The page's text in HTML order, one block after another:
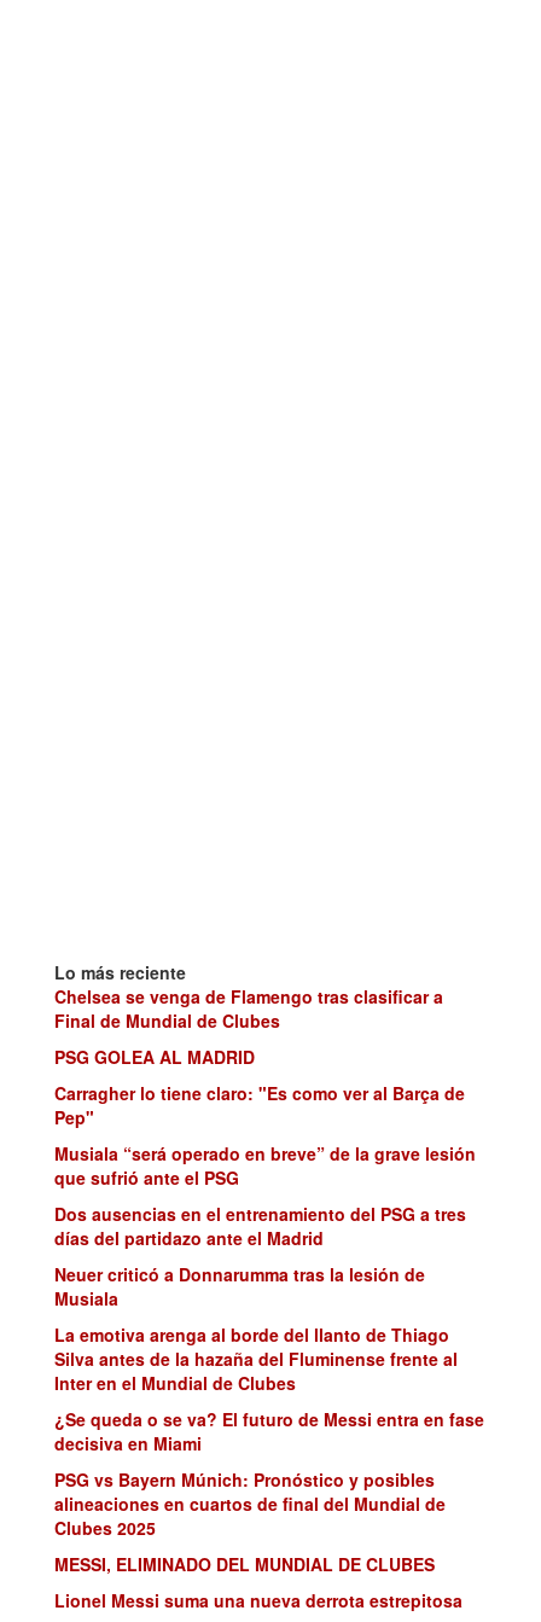
Lo más reciente
Chelsea se venga de Flamengo tras clasificar a
Final de Mundial de Clubes
PSG GOLEA AL MADRID
Carragher lo tiene claro: "Es como ver al Barça de
Pep"
Musiala “será operado en breve” de la grave lesión
que sufrió ante el PSG
Dos ausencias en el entrenamiento del PSG a tres
días del partidazo ante el Madrid
Neuer criticó a Donnarumma tras la lesión de
Musiala
La emotiva arenga al borde del llanto de Thiago
Silva antes de la hazaña del Fluminense frente al
Inter en el Mundial de Clubes
¿Se queda o se va? El futuro de Messi entra en fase
decisiva en Miami
PSG vs Bayern Múnich: Pronóstico y posibles
alineaciones en cuartos de final del Mundial de
Clubes 2025
MESSI, ELIMINADO DEL MUNDIAL DE CLUBES
Lionel Messi suma una nueva derrota estrepitosa